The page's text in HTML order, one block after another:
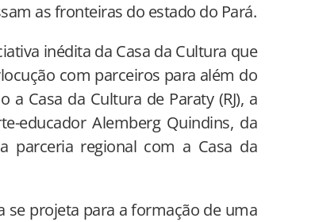
as fronteiras do estado do Pará.
inédita da Casa da Cultura que
com parceiros para além do
Casa da Cultura de Paraty (RJ), a
educador Alemberg Quindins, da
parceria regional com a Casa da
se projeta para a formação de uma